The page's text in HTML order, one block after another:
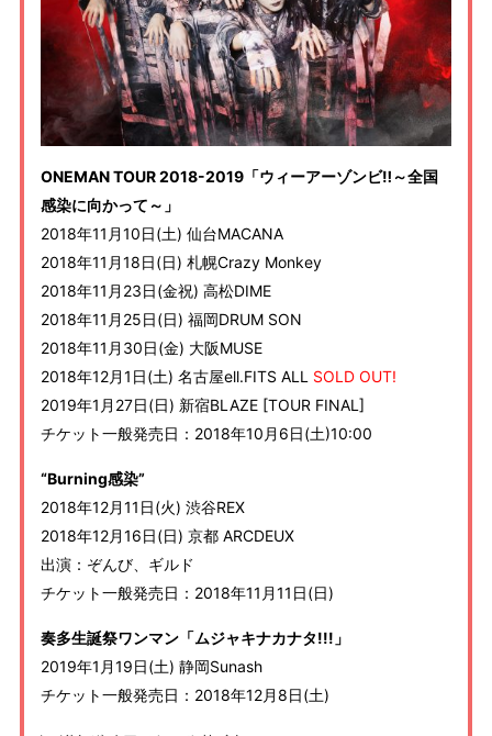
ONEMAN TOUR 2018-2019「ウィーアーゾンビ‼～全国
感染に向かって～」
2018年11月10日(土) 仙台MACANA
2018年11月18日(日) 札幌Crazy Monkey
2018年11月23日(金祝) 高松DIME
2018年11月25日(日) 福岡DRUM SON
2018年11月30日(金) 大阪MUSE
2018年12月1日(土) 名古屋ell.FITS ALL SOLD OUT!
2019年1月27日(日) 新宿BLAZE [TOUR FINAL]
チケット一般発売日：2018年10月6日(土)10:00
“Burning感染”
2018年12月11日(火) 渋谷REX
2018年12月16日(日) 京都 ARCDEUX
出演：ぞんび、ギルド
チケット一般発売日：2018年11月11日(日)
奏多生誕祭ワンマン「ムジャキナカナタ!!!」
2019年1月19日(土) 静岡Sunash
チケット一般発売日：2018年12月8日(土)